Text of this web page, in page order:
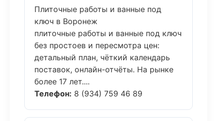
Плиточные работы и ванные под
ключ в Воронеж
плиточные работы и ванные под ключ
без простоев и пересмотра цен:
детальный план, чёткий календарь
поставок, онлайн-отчёты. На рынке
более 17 лет....
Телефон: 8 (934) 759 46 89